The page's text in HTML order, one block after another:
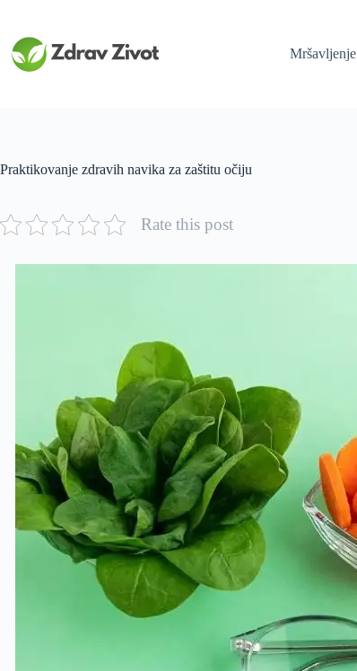
content
Mršavljenje
Praktikovanje zdravih navika za zaštitu očiju
Rate this post